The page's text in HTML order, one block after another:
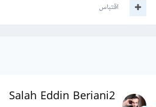
اقتباس
Salah Eddin Beriani2